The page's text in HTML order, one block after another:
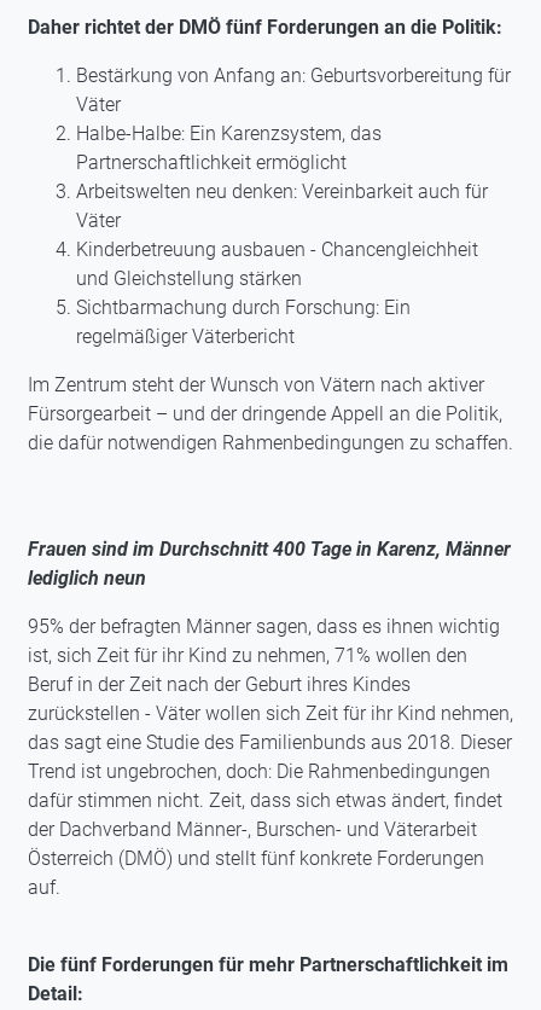
Daher richtet der DMÖ fünf Forderungen an die Politik:
Bestärkung von Anfang an: Geburtsvorbereitung für
Väter
Halbe-Halbe: Ein Karenzsystem, das
Partnerschaftlichkeit ermöglicht
Arbeitswelten neu denken: Vereinbarkeit auch für
Väter
Kinderbetreuung ausbauen - Chancengleichheit
und Gleichstellung stärken
Sichtbarmachung durch Forschung: Ein
regelmäßiger Väterbericht
Im Zentrum steht der Wunsch von Vätern nach aktiver
Fürsorgearbeit – und der dringende Appell an die Politik,
die dafür notwendigen Rahmenbedingungen zu schaffen.
Frauen sind im Durchschnitt 400 Tage in Karenz, Männer
lediglich neun
95% der befragten Männer sagen, dass es ihnen wichtig
ist, sich Zeit für ihr Kind zu nehmen, 71% wollen den
Beruf in der Zeit nach der Geburt ihres Kindes
zurückstellen - Väter wollen sich Zeit für ihr Kind nehmen,
das sagt eine Studie des Familienbunds aus 2018. Dieser
Trend ist ungebrochen, doch: Die Rahmenbedingungen
dafür stimmen nicht. Zeit, dass sich etwas ändert, findet
der Dachverband Männer-, Burschen- und Väterarbeit
Österreich (DMÖ) und stellt fünf konkrete Forderungen
auf.
Die fünf Forderungen für mehr Partnerschaftlichkeit im
Detail: